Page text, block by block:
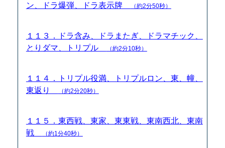
ン、ドラ爆弾、ドラ表示牌
（約2分50秒）
１１３．ドラ含み、ドラまたぎ、ドラマチック、
とりダマ、トリプル
（約2分10秒）
１１４．トリプル役満、トリプルロン、東、幢、
東返り
（約2分20秒）
１１５．東西戦、東家、東東戦、東南西北、東南
戦
（約1分40秒）